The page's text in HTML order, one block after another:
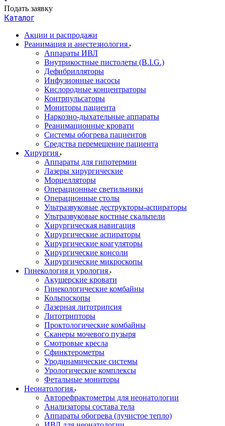
Подать заявку
Каталог
Акции и распродажи
Реанимация и анестезиология
Аппараты ИВЛ
Внутрикостные пистолеты (B.I.G.)
Дефибрилляторы
Инфузионные насосы
Кислородные концентраторы
Контрпульсаторы
Мониторы пациента
Наркозно-дыхательные аппараты
Реанимационные кровати
Системы обогрева пациентов
Средства перемещение пациента
Хирургия
Аппараты для гипотермии
Лазеры хирургические
Морцелляторы
Операционные светильники
Операционные столы
Ультразвуковые деструкторы-аспираторы
Ультразвуковые костные скальпели
Хирургическая навигация
Хирургические аспираторы
Хирургические коагуляторы
Хирургические консоли
Хирургические микроскопы
Гинекология и урология
Акушерские кровати
Гинекологические комбайны
Кольпоскопы
Лазерная литотрипсия
Литотрипторы
Проктологические комбайны
Сканеры мочевого пузыря
Смотровые кресла
Сфинктерометры
Уродинамические системы
Урологические комплексы
Фетальные мониторы
Неонатология
Авторефрактометры для неонатологии
Анализаторы состава тела
Аппараты обогрева (лучистое тепло)